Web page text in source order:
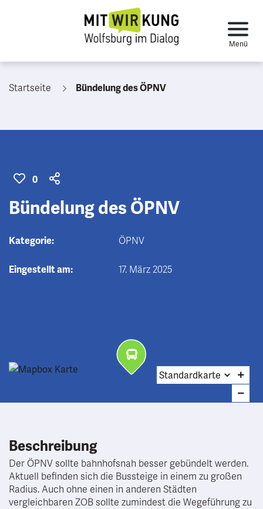
Startseite Bündelung des ÖPNV
0
Bündelung des ÖPNV
Kategorie: ÖPNV
Eingestellt am: 17. März 2025
Beschreibung
Der ÖPNV sollte bahnhofsnah besser gebündelt werden.
Aktuell befinden sich die Bussteige in einem zu großen
Radius. Auch ohne einen in anderen Städten
vergleichbaren ZOB sollte zumindest die Wegeführung zu